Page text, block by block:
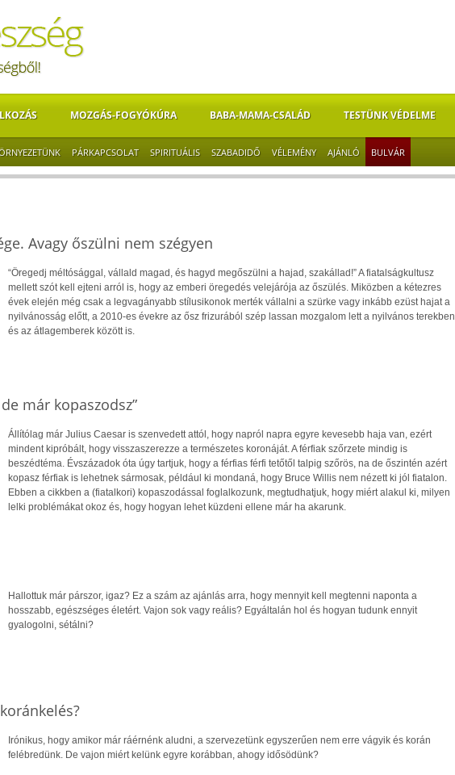
MOZGÁS-FOGYÓKÚRA BABA-MAMA-CSALÁD TESTÜNK VÉDELME
PÁRKAPCSOLAT SPIRITUÁLIS SZABADIDŐ VÉLEMÉNY AJÁNLÓ BULVÁR
Avagy őszülni nem szégyen
“Öregedj méltósággal, vállald magad, és hagyd megőszülni a hajad, szakállad!” A fiatalságkultusz
mellett szót kell ejteni arról is, hogy az emberi öregedés velejárója az őszülés. Miközben a kétezres
évek elején még csak a legvagányabb stílusikonok merték vállalni a szürke vagy inkább ezüst hajat a
nyilvánosság előtt, a 2010-es évekre az ősz frizurából szép lassan mozgalom lett a nyilvános terekben
és az átlagemberek között is.
már kopaszodsz”
Állítólag már Julius Caesar is szenvedett attól, hogy napról napra egyre kevesebb haja van, ezért
mindent kipróbált, hogy visszaszerezze a természetes koronáját. A férfiak szőrzete mindig is
beszédtéma. Évszázadok óta úgy tartjuk, hogy a férfias férfi tetőtől talpig szőrös, na de őszintén azért
kopasz férfiak is lehetnek sármosak, például ki mondaná, hogy Bruce Willis nem nézett ki jól fiatalon.
Ebben a cikkben a (fiatalkori) kopaszodással foglalkozunk, megtudhatjuk, hogy miért alakul ki, milyen
lelki problémákat okoz és, hogy hogyan lehet küzdeni ellene már ha akarunk.
Hallottuk már párszor, igaz? Ez a szám az ajánlás arra, hogy mennyit kell megtenni naponta a
hosszabb, egészséges életért. Vajon sok vagy reális? Egyáltalán hol és hogyan tudunk ennyit
gyalogolni, sétálni?
Irónikus, hogy amikor már ráérnénk aludni, a szervezetünk egyszerűen nem erre vágyik és korán
felébredünk. De vajon miért kelünk egyre korábban, ahogy idősödünk?